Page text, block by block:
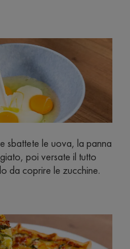
sbattete le uova, la panna
poi versate il tutto
da coprire le zucchine.